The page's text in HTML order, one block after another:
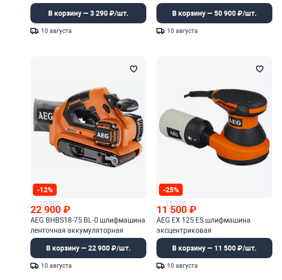
В корзину — 3 290 ₽/шт.
10 августа
бесщеточная
В корзину — 50 900 ₽/шт.
10 августа
-12%
25 900
22 900₽
AEG BHBS18-75 BL-0 шлифмашина
ленточная аккумуляторная
В корзину — 22 900 ₽/шт.
10 августа
-25%
15 300
11 500₽
AEG EX 125 ES шлифмашина
эксцентриковая
В корзину — 11 500 ₽/шт.
10 августа